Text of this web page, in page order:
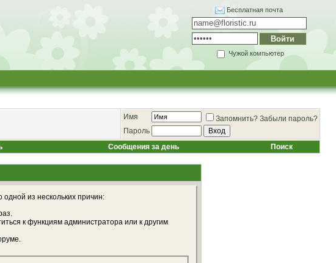
Бесплатная почта
Чужой компьютер
Имя Запомнить? Забыли пароль?
Пароль
Сообщения за день Поиск
из нескольких причин:
к функциям администратора или к другим